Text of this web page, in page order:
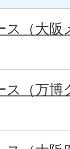
ス（大
ス（万